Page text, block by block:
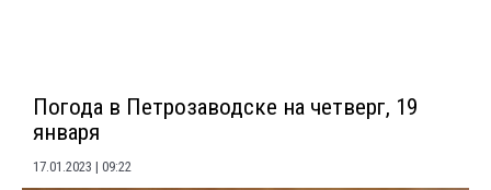
Погода в Петрозаводске на четверг, 19
января
17.01.2023 09:22